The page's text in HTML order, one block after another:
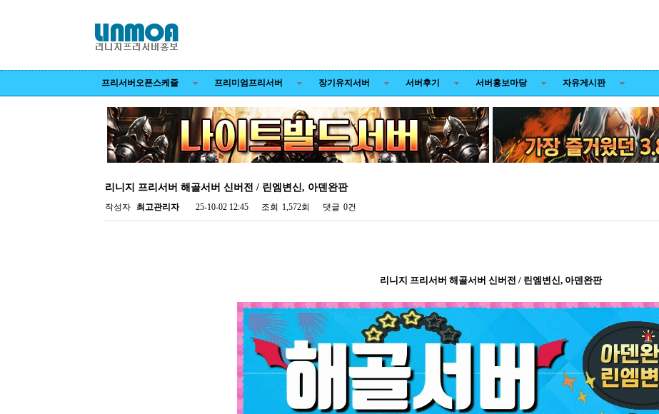
프리서버오픈스케쥴 프리미엄프리서버 장기유지서버 서버후기 서버홍보마당 자유게시판
리니지 프리서버 해골서버 신버전 / 린엠변신, 아덴완판
작성자 최고관리자 25-10-02 12:45 조회 1,572회 댓글 0건
리니지 프리서버 해골서버 신버전 / 린엠변신, 아덴완판